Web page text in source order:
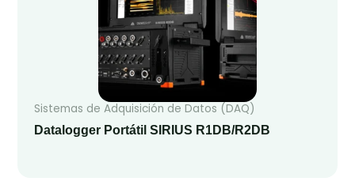
Sistemas de Adquisición de Datos (DAQ)
Datalogger Portátil SIRIUS R1DB/R2DB